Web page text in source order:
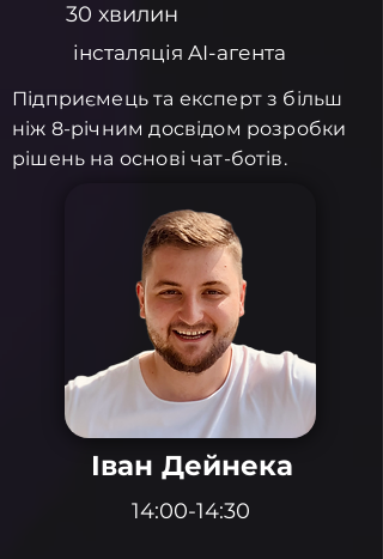
30 хвилин
інсталяція AI-агента
Підприємець та експерт з більш
ніж 8-річним досвідом розробки
рішень на основі чат-ботів.
Іван Дейнека
14:00-14:30